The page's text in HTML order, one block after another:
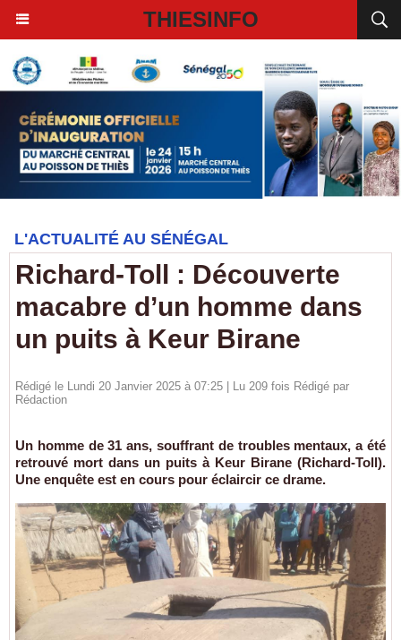
THIESINFO
L'ACTUALITÉ AU SÉNÉGAL
Richard-Toll : Découverte
macabre d’un homme dans
un puits à Keur Birane
Rédigé le Lundi 20 Janvier 2025 à 07:25 | Lu 209 fois Rédigé par
Rédaction
Un homme de 31 ans, souffrant de troubles mentaux, a été
retrouvé mort dans un puits à Keur Birane (Richard-Toll).
Une enquête est en cours pour éclaircir ce drame.